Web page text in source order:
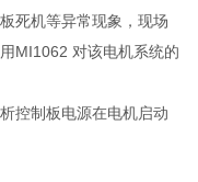
死机等异常现象，现场
MI1062 对该电机系统的
控制板电源在电机启动